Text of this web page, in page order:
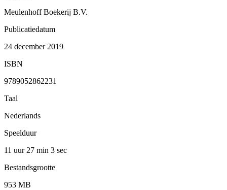
Meulenhoff Boekerij B.V.
Publicatiedatum
24 december 2019
ISBN
9789052862231
Taal
Nederlands
Speelduur
11 uur 27 min 3 sec
Bestandsgrootte
953 MB